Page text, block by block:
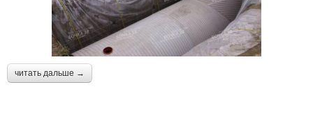
читать дальше →